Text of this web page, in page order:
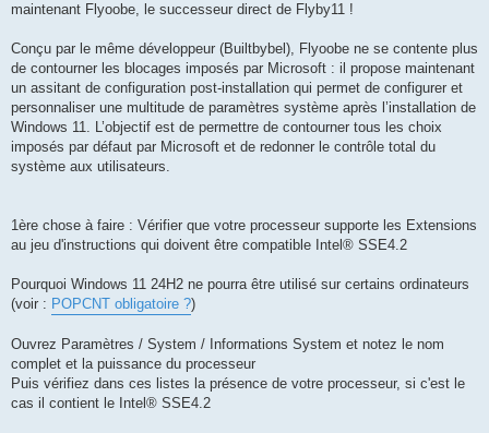
maintenant Flyoobe, le successeur direct de Flyby11 !
Conçu par le même développeur (Builtbybel), Flyoobe ne se contente plus
de contourner les blocages imposés par Microsoft : il propose maintenant
un assitant de configuration post-installation qui permet de configurer et
personnaliser une multitude de paramètres système après l’installation de
Windows 11. L’objectif est de permettre de contourner tous les choix
imposés par défaut par Microsoft et de redonner le contrôle total du
système aux utilisateurs.
1ère chose à faire : Vérifier que votre processeur supporte les Extensions
au jeu d'instructions qui doivent être compatible Intel® SSE4.2
Pourquoi Windows 11 24H2 ne pourra être utilisé sur certains ordinateurs
(voir : POPCNT obligatoire ?)
Ouvrez Paramètres / System / Informations System et notez le nom
complet et la puissance du processeur
Puis vérifiez dans ces listes la présence de votre processeur, si c'est le
cas il contient le Intel® SSE4.2